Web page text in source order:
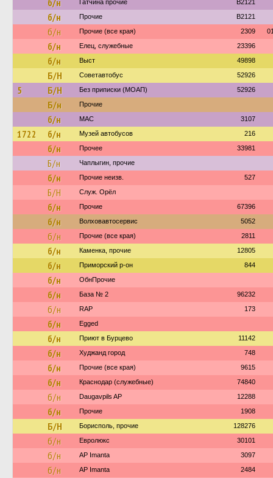
б/н Гатчина прочие B2121
б/н Прочие B2121
б/н Прочие (все края) 2309
б/н Елец, служебные 23396
б/н Выст 49898
Б/Н Советавтобус 52926
5 Б/Н Без приписки (МОАП) 52926
Б/н Прочие
б/н МАС 3107
1722 б/н Музей автобусов 216
б/н Прочее 33981
Б/н Чаплыгин, прочие
б/н Прочие неизв. 527
Б/Н Служ. Орёл
б/н Прочие 67396
б/н Волховавтосервис 5052
б/н Прочие (все края) 2811
б/н Каменка, прочие 12805
б/н Приморский р-он 844
б/н ОбнПрочие
б/н База № 2 96232
б/н RAP 173
б/н Egged
б/н Приют в Бурцево 11142
б/н Худжанд город 748
б/н Прочие (все края) 9615
б/н Краснодар (служебные) 74840
б/н Daugavpils AP 12288
б/н Прочие 1908
Б/Н Борисполь, прочие 128276
б/н Евролюкс 30101
б/н AP Imanta 3097
б/н AP Imanta 2484